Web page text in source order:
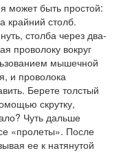
может быть простой:
крайний столб.
столба через два-
проволоку вокруг
мышечной
и проволока
Берете толстый
скрутку,
Чуть дальше
«пролеты». После
ее к натянутой